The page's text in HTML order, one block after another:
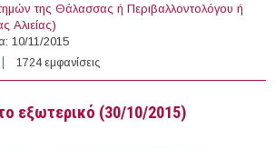
της Θάλασσας ή Περιβαλλοντολόγου ή
Αλιείας)
10/11/2015
για 11 άτομα με Σύμβαση Μίσθωσης Έργου στο
Αλιευτικής Έρευνας του ΕΛΓΟ "Δήμητρα"
1724 εμφανίσεις
εξωτερικό (30/10/2015)